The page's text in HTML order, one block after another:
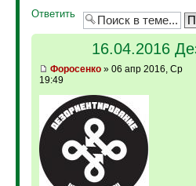
Ответить
16.04.2016
Фopoceнкo» 06 апр 2016, Ср
19:49